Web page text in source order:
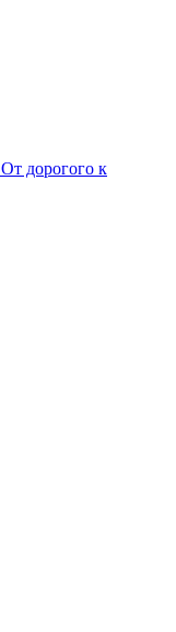
От дорогого к